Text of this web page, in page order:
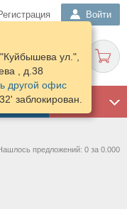
Войти
ГАРАЖ
ул.",
, д.38
другой офис
заблокирован.
предложений: 0 за 0.000